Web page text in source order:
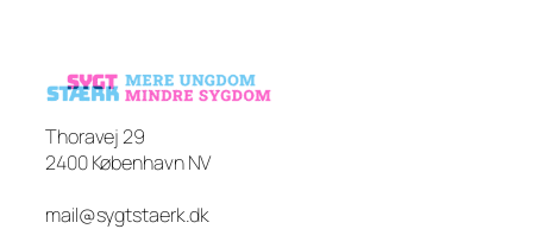
Thoravej 29
2400 København NV
mail@sygtstaerk.dk